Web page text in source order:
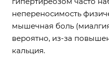
непереносимость
мышечная боль
вероятно, из-за
кальция.